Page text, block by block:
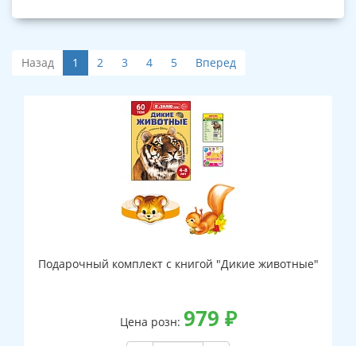
Назад 1 2 3 4 5 Вперед
Подарочный комплект с книгой "Дикие животные"
Цена розн: 979 ₽